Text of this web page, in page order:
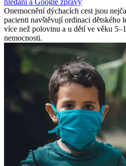
Onemocnění dýchacích cest jsou
pacienti navštěvují ordinaci dětského
více než polovinu a u dětí ve věku
nemocnosti.